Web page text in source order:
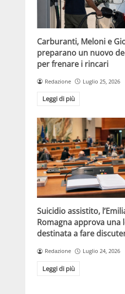
Carburanti, Meloni e
preparano un nuovo
per frenare i rincari
Redazione Luglio 25, 2026
Leggi di più
Suicidio assistito,
Romagna approva una
destinata a fare
Redazione Luglio 24, 2026
Leggi di più